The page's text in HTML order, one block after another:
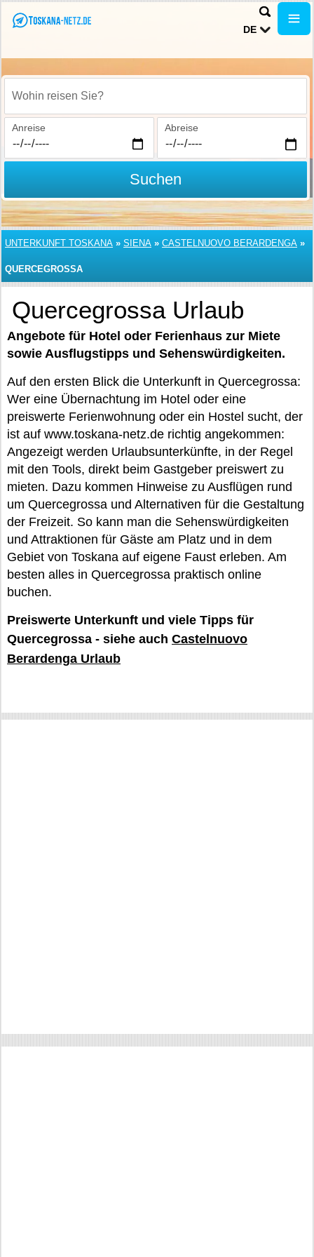
DE
Wohin reisen Sie?
Anreise Abreise
Suchen
UNTERKUNFT TOSKANA » SIENA » CASTELNUOVO BERARDENGA »
QUERCEGROSSA
Quercegrossa Urlaub
Angebote für Hotel oder Ferienhaus zur Miete
sowie Ausflugstipps und Sehenswürdigkeiten.
Auf den ersten Blick die Unterkunft in Quercegrossa:
Wer eine Übernachtung im Hotel oder eine
preiswerte Ferienwohnung oder ein Hostel sucht, der
ist auf www.toskana-netz.de richtig angekommen:
Angezeigt werden Urlaubsunterkünfte, in der Regel
mit den Tools, direkt beim Gastgeber preiswert zu
mieten. Dazu kommen Hinweise zu Ausflügen rund
um Quercegrossa und Alternativen für die Gestaltung
der Freizeit. So kann man die Sehenswürdigkeiten
und Attraktionen für Gäste am Platz und in dem
Gebiet von Toskana auf eigene Faust erleben. Am
besten alles in Quercegrossa praktisch online
buchen.
Preiswerte Unterkunft und viele Tipps für
Quercegrossa - siehe auch Castelnuovo
Berardenga Urlaub